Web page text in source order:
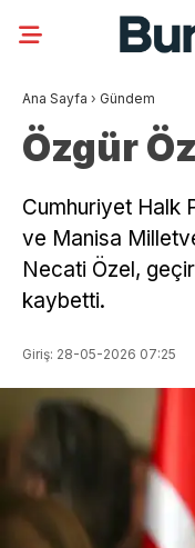
Ana Sayfa › Gündem
Özgür
Cumhuriyet Halk
ve Manisa
Necati Özel,
kaybetti.
Giriş: 28-05-2026 07:25